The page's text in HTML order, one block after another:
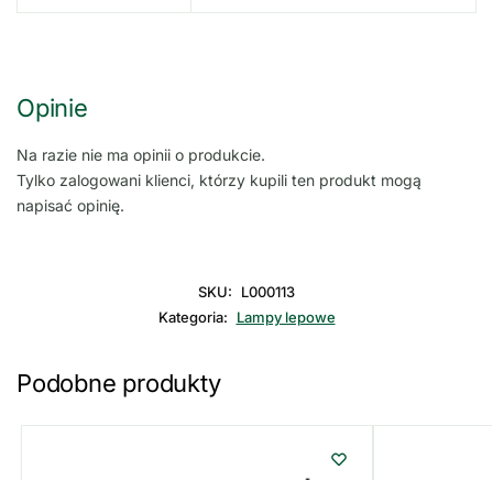
Opinie
Na razie nie ma opinii o produkcie.
Tylko zalogowani klienci, którzy kupili ten produkt mogą
napisać opinię.
SKU:
L000113
Kategoria:
Lampy lepowe
Podobne produkty